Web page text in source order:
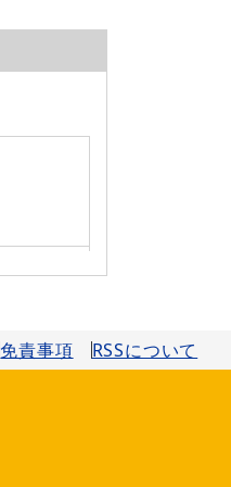
免責事項 RSSについて